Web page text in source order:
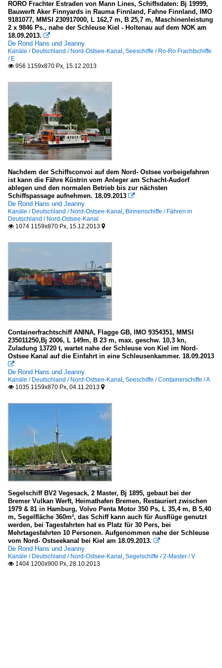
RORO Frachter Estraden von Mann Lines, Schiffsdaten: Bj 19999,
Bauwerft Aker Finnyards in Rauma Finnland, Fahne Finnland, IMO
9181077, MMSI 230917000, L 162,7 m, B 25,7 m, Maschinenleistung
2 x 9846 Ps., nahe der Schleuse Kiel - Holtenau auf dem NOK am
18.09.2013. 
De Rond Hans und Jeanny
Kanäle / Deutschland / Nord-Ostsee-Kanal Seeschiffe / Ro-Ro Frachtschiffe
/ E
 956 1159x870 Px, 15.12.2013
Nachdem der Schiffsconvoi auf dem Nord- Ostsee vorbeigefahren
ist kann die Fähre Küstrin vom Anleger am Schacht-Audorf
ablegen und den normalen Betrieb bis zur nächsten
Schiffspassage aufnehmen. 18.09.2013 
De Rond Hans und Jeanny
Kanäle / Deutschland / Nord-Ostsee-Kanal Binnenschiffe / Fähren in
Deutschland / Nord-Ostsee-Kanal
 1074 1159x870 Px, 15.12.2013 
Containerfrachtschiff ANINA, Flagge GB, IMO 9354351, MMSI
235011250,Bj 2006, L 149m, B 23 m, max. geschw. 10,3 kn,
Zuladung 13720 t, wartet nahe der Schleuse von Kiel im Nord-
Ostsee Kanal auf die Einfahrt in eine Schleusenkammer. 18.09.2013

De Rond Hans und Jeanny
Kanäle / Deutschland / Nord-Ostsee-Kanal Seeschiffe / Containerschiffe / A
 1035 1159x870 Px, 04.11.2013 
Segelschiff BV2 Vegesack, 2 Master, Bj 1895, gebaut bei der
Bremer Vulkan Werft, Heimathafen Bremen, Restauriert zwischen
1979 & 81 in Hamburg, Volvo Penta Motor 350 Ps, L 35,4 m, B 5,40
m, Segelfläche 360m², das Schiff kann auch für Ausflüge genutzt
werden, bei Tagesfahrten hat es Platz für 30 Pers, bei
Mehrtagesfahrten 10 Personen. Aufgenommen nahe der Schleuse
vom Nord- Ostseekanal bei Kiel am 18.09.2013. 
De Rond Hans und Jeanny
Kanäle / Deutschland / Nord-Ostsee-Kanal Segelschiffe / 2-Master / V
 1404 1200x900 Px, 28.10.2013